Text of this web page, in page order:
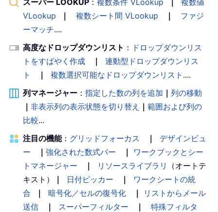
VLookup
｜ 複数シート間 VLookup ｜
ファジ
ーマッチ....
高度なドロップダウンリスト ： ドロップダウンリス
トをすばやく作成
｜
連動型ドロップダウンリス
ト
｜ 複数選択可能なドロップダウンリスト ....
列マネージャー ： 指定した数の列を追加 ｜ 列の移動
｜ 非表示列の表示状態を切り替え ｜ 範囲および列の
比較...
注目の機能： グリッドフォーカス ｜
デザインビュ
ー
｜ 強化された数式バー ｜
ワークブックとシー
トマネージャー
｜ リソースライブラリ
（オートテ
キスト）
｜ 日付ピッカー ｜
ワークシートの統
合
｜ 暗号化／セルの復号化 ｜
リストからメール
送信
｜ スーパーフィルター ｜
特殊フィルタ